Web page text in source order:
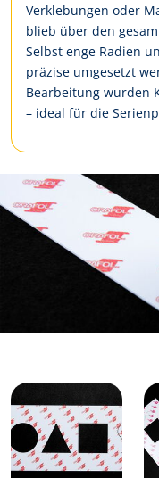
Verklebungen oder
blieb über den
Selbst enge Radien
präzise umgesetzt
Bearbeitung wurden
– ideal für die